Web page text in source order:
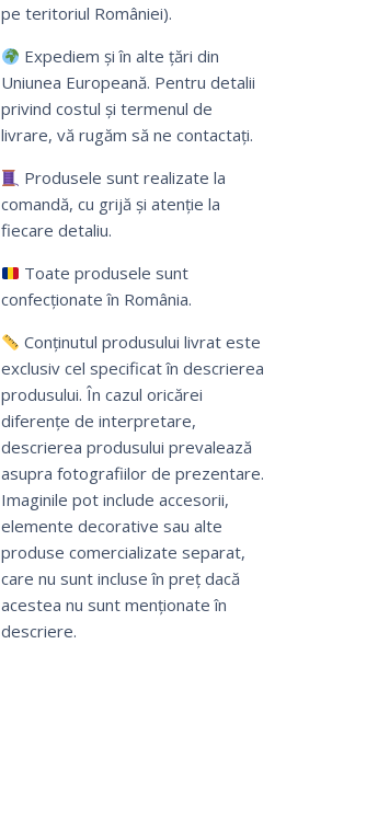
pe teritoriul României).
Expediem și în alte țări din
Uniunea Europeană. Pentru detalii
privind costul și termenul de
livrare, vă rugăm să ne contactați.
Produsele sunt realizate la
comandă, cu grijă și atenție la
fiecare detaliu.
Toate produsele sunt
confecționate în România.
Conținutul produsului livrat este
exclusiv cel specificat în descrierea
produsului. În cazul oricărei
diferențe de interpretare,
descrierea produsului prevalează
asupra fotografiilor de prezentare.
Imaginile pot include accesorii,
elemente decorative sau alte
produse comercializate separat,
care nu sunt incluse în preț dacă
acestea nu sunt menționate în
descriere.